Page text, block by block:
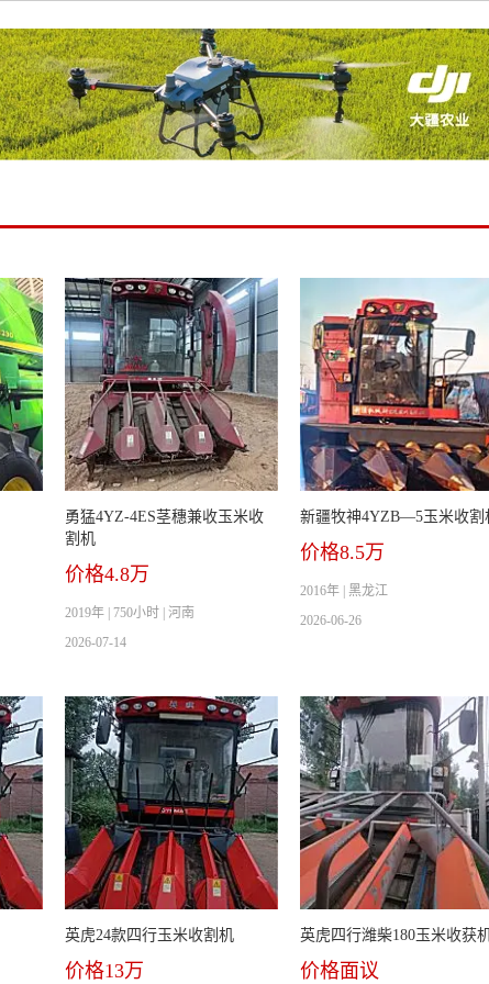
勇猛4YZ-4ES茎穗兼收玉米收
割机
价格4.8万
2019年 | 750小时 | 河南
2026-07-14
新疆牧神4YZB—5玉米收割
价格8.5万
2016年 | 黑龙江
2026-06-26
英虎24款四行玉米收割机
价格13万
英虎四行潍柴180玉米收获
价格面议